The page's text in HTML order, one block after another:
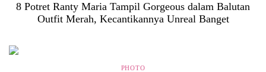
8 Potret Ranty Maria Tampil Gorgeous dalam Balutan
Outfit Merah, Kecantikannya Unreal Banget
PHOTO